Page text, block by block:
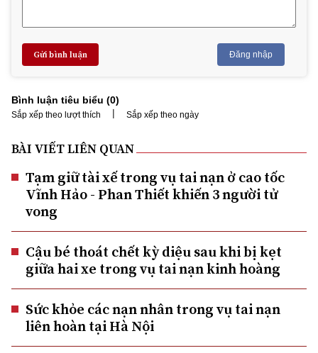
Gửi bình luận Đăng nhập
Bình luận tiêu biểu (0)
Sắp xếp theo lượt thích | Sắp xếp theo ngày
BÀI VIẾT LIÊN QUAN
Tạm giữ tài xế trong vụ tai nạn ở cao tốc
Vĩnh Hảo - Phan Thiết khiến 3 người tử
vong
Cậu bé thoát chết kỳ diệu sau khi bị kẹt
giữa hai xe trong vụ tai nạn kinh hoàng
Sức khỏe các nạn nhân trong vụ tai nạn
liên hoàn tại Hà Nội